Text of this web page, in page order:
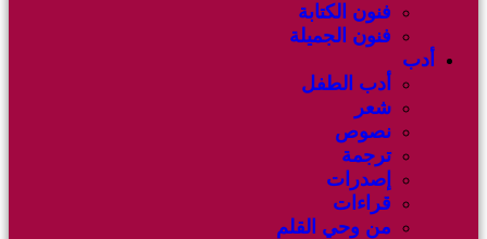
فنون الكتابة
فنون الجميلة
أدب
أدب الطفل
شعر
نصوص
ترجمة
إصدرات
قراءات
من وحي القلم